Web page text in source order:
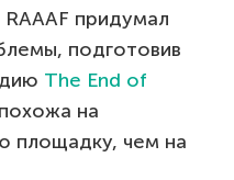
придумал
подготовив
The End of
на
площадку, чем на